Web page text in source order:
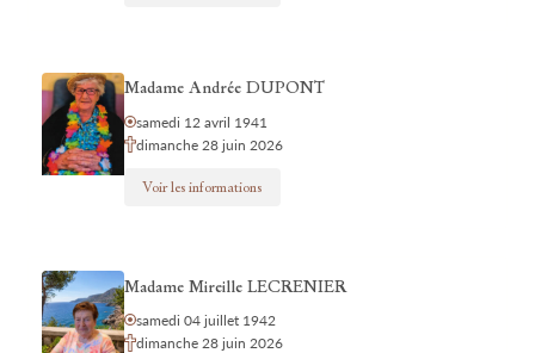
Madame Andrée DUPONT
samedi 12 avril 1941
dimanche 28 juin 2026
Voir les informations
Madame Mireille LECRENIER
samedi 04 juillet 1942
dimanche 28 juin 2026